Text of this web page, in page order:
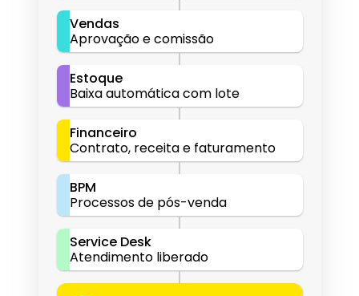
Vendas
Aprovação e comissão
Estoque
Baixa automática com lote
Financeiro
Contrato, receita e faturamento
BPM
Processos de pós-venda
Service Desk
Atendimento liberado